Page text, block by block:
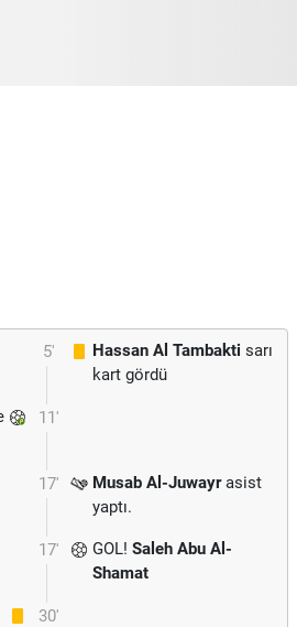
5' Hassan Al Tambakti sarı
kart gördü
11'
17' Musab Al-Juwayrasist
yaptı.
17' GOL! Saleh Abu Al-
Shamat
30'